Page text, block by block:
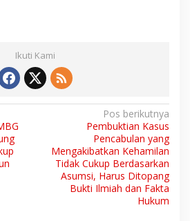
Ikuti Kami
Pos berikutnya
Pembuktian Kasus
Pencabulan yang
Mengakibatkan Kehamilan
Tidak Cukup Berdasarkan
Asumsi, Harus Ditopang
Bukti Ilmiah dan Fakta
Hukum